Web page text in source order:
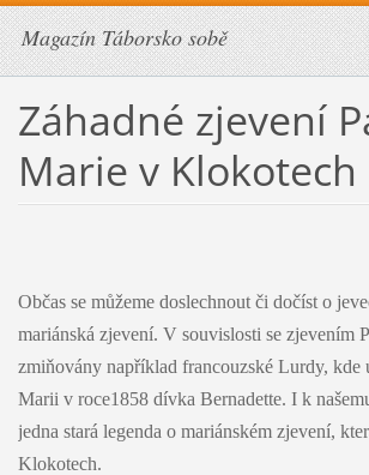
Magazín Táborsko sobě
Záhadné zjevení
Marie v Klokotech
Občas se můžeme doslechnout či dočíst o
mariánská zjevení. V souvislosti se zjevením
zmiňovány například francouzské Lurdy, kde
Marii v roce1858 dívka Bernadette. I k
jedna stará legenda o mariánském zjevení,
Klokotech.